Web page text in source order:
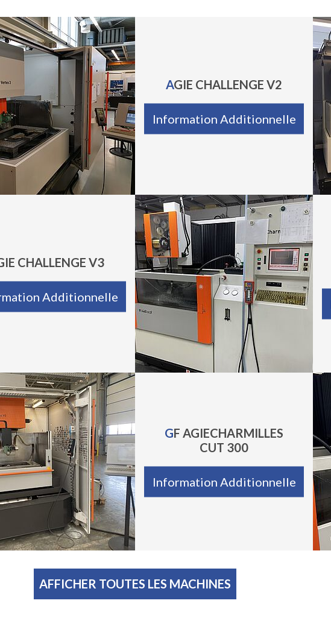
AGIE CHALLENGE V2
Information Additionnelle
CHALLENGE V3
Additionnelle
GF AGIECHARMILLES
CUT 300
Information Additionnelle
AFFICHER TOUTES LES MACHINES